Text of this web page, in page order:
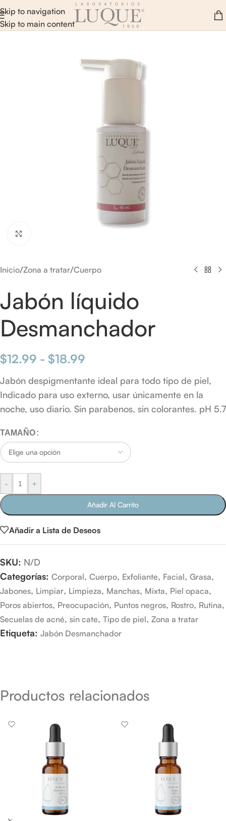
Skip to navigation
Skip to main content
Inicio/Zona a tratar/Cuerpo
Jabón líquido
Desmanchador
$12.99 - $18.99
Jabón despigmentante ideal para todo tipo de piel,
Indicado para uso externo, usar únicamente en la
noche, uso diario. Sin parabenos, sin colorantes. pH 5.7
TAMAÑO
- +
Añadir Al Carrito
Añadir a Lista de Deseos
SKU: N/D
Categorías: Corporal, Cuerpo, Exfoliante, Facial, Grasa,
Jabones, Limpiar, Limpieza, Manchas, Mixta, Piel opaca,
Poros abiertos, Preocupación, Puntos negros, Rostro, Rutina,
Secuelas de acné, sin cate, Tipo de piel, Zona a tratar
Etiqueta: Jabón Desmanchador
Productos relacionados